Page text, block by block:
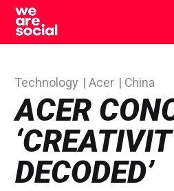
Skip
content
ACER
DECODED’
Technology Acer China